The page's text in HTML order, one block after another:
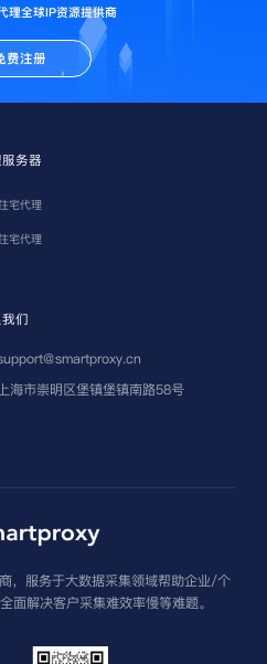
理全球IP资源提供商
费注册
务器
宅代理
宅代理
们
上海市崇明区堡镇堡镇南路58号
，服务于大数据采集领域帮助企业/个
面解决客户采集难效率慢等难题。